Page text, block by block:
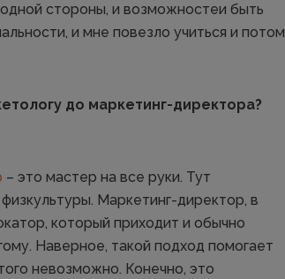
стороны, и возможностеи быть
и мне повезло учиться и потом
до маркетинг-директора?
– это мастер на все руки. Тут
Маркетинг-директор, в
который приходит и обычно
Наверное, такой подход помогает
невозможно. Конечно, это